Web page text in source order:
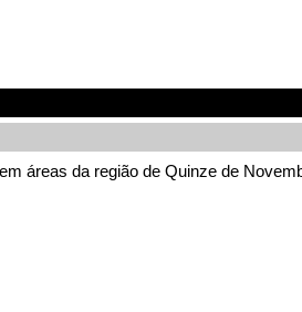
áreas da região de Quinze de